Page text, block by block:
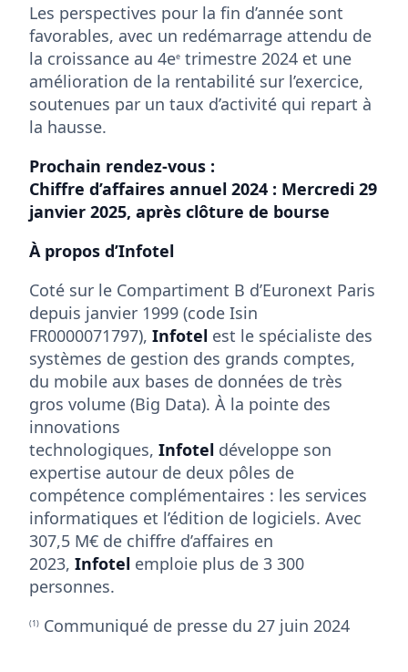
Les perspectives pour la fin d’année sont
favorables, avec un redémarrage attendu de
la croissance au 4ee trimestre 2024 et une
amélioration de la rentabilité sur l’exercice,
soutenues par un taux d’activité qui repart à
la hausse.
Prochain rendez-vous :
Chiffre d’affaires annuel 2024 : Mercredi 29
janvier 2025, après clôture de bourse
À propos d’Infotel
Coté sur le Compartiment B d’Euronext Paris
depuis janvier 1999 (code Isin
FR0000071797), Infotel est le spécialiste des
systèmes de gestion des grands comptes,
du mobile aux bases de données de très
gros volume (Big Data). À la pointe des
innovations
technologiques, Infotel développe son
expertise autour de deux pôles de
compétence complémentaires : les services
informatiques et l’édition de logiciels. Avec
307,5 M€ de chiffre d’affaires en
2023, Infotel emploie plus de 3 300
personnes.
(1) Communiqué de presse du 27 juin 2024